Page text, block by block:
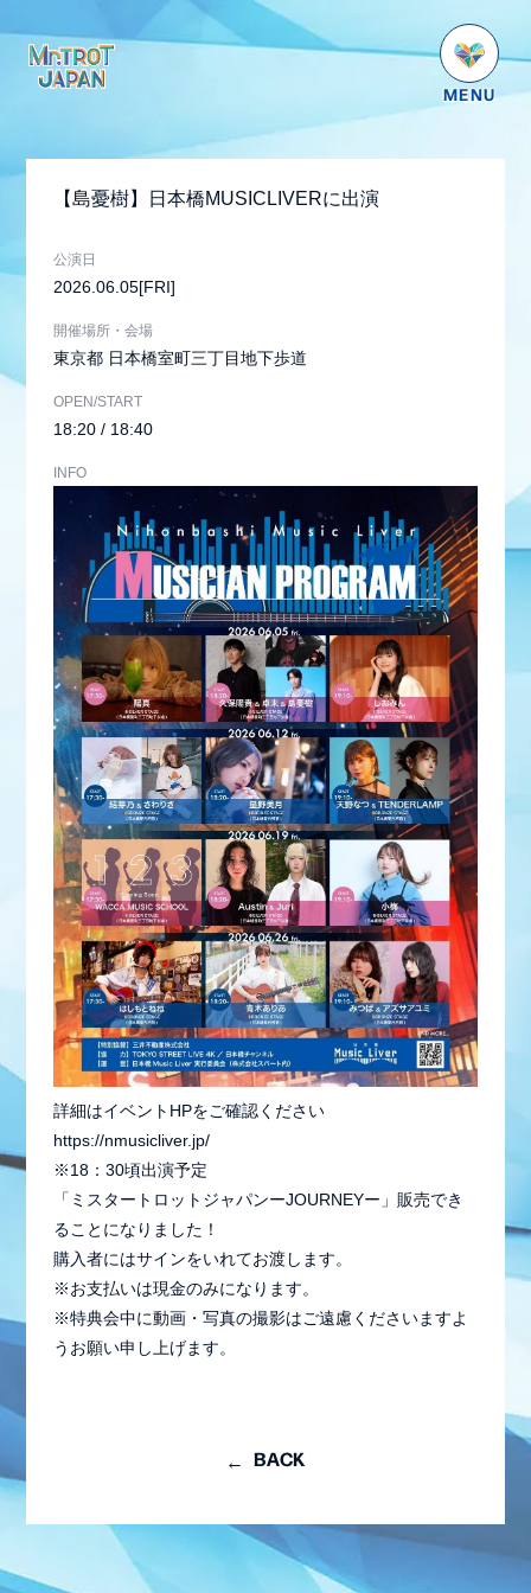
NEWS
SCHEDULE
GOODS
DISCOGRAPHY
お問い合わせ
会員登録 ログイン
STAFF REPORT
MEMBER BLOG
MOVIE
RADIO
GALLERY
生配信
【島憂樹】日本橋MUSICLIVERに出演
公演日
2026.06.05[FRI]
開催場所・会場
東京都 日本橋室町三丁目地下歩道
OPEN/START
18:20 / 18:40
INFO
詳細はイベントHPをご確認ください
https://nmusicliver.jp/
※18：30頃出演予定
「ミスタートロットジャパンーJOURNEYー」販売でき
ることになりました！
購入者にはサインをいれてお渡します。
※お支払いは現金のみになります。
※特典会中に動画・写真の撮影はご遠慮くださいますよ
うお願い申し上げます。
BACK